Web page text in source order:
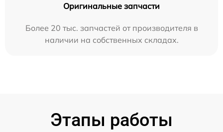
Оригинальные запчасти
Более 20 тыс. запчастей от производителя в
наличии на собственных складах.
Этапы работы